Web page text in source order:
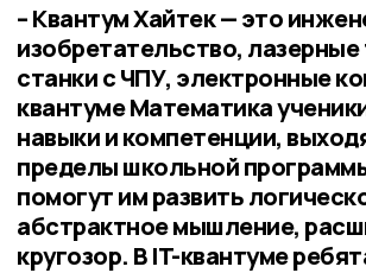
– Квантум Хайтек — это
изобретательство, лазерные
станки с ЧПУ, электронные
квантуме Математика
навыки и компетенции,
пределы школьной
помогут им развить
абстрактное мышление,
кругозор. В IT-квантуме